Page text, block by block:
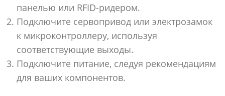
панелью или RFID-ридером.
Подключите сервопривод или электрозамок
к микроконтроллеру, используя
соответствующие выходы.
Подключите питание, следуя рекомендациям
для ваших компонентов.